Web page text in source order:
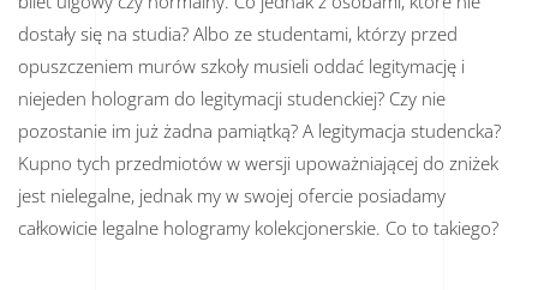
dostały się na studia? Albo ze studentami, którzy przed
opuszczeniem murów szkoły musieli oddać legitymację i
niejeden hologram do legitymacji studenckiej? Czy nie
pozostanie im już żadna pamiątką? A legitymacja studencka?
Kupno tych przedmiotów w wersji upoważniającej do zniżek
jest nielegalne, jednak my w swojej ofercie posiadamy
całkowicie legalne hologramy kolekcjonerskie. Co to takiego?